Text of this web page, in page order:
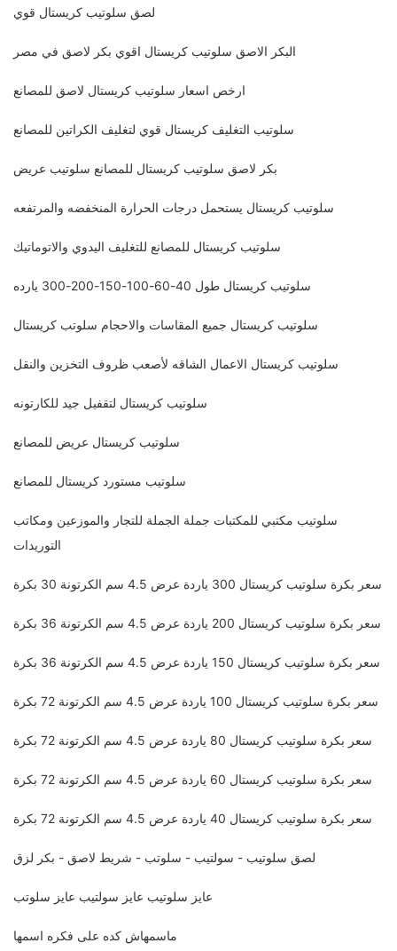
لصق سلوتيب كريستال قوي
البكر الاصق سلوتيب كريستال اقوي بكر لاصق في مصر
ارخص اسعار سلوتيب كريستال لاصق للمصانع
سلوتيب التغليف كريستال قوي لتغليف الكراتين للمصانع
بكر لاصق سلوتيب كريستال للمصانع سلوتيب عريض
سلوتيب كريستال يستحمل درجات الحرارة المنخفضه والمرتفعه
سلوتيب كريستال للمصانع للتغليف اليدوي والاتوماتيك
سلوتيب كريستال طول 40-60-100-150-200-300 يارده
سلوتيب كريستال جميع المقاسات والاحجام سلوتب كريستال
سلوتيب كريستال الاعمال الشاقه لأصعب ظروف التخزين والنقل
سلوتيب كريستال لتقفيل جيد للكارتونه
سلوتيب كريستال عريض للمصانع
سلوتيب مستورد كريستال للمصانع
سلوتيب مكتبي للمكتبات جملة الجملة للتجار والموزعين ومكاتب
التوريدات
سعر بكرة سلوتيب كريستال 300 ياردة عرض 4.5 سم الكرتونة 30 بكرة
سعر بكرة سلوتيب كريستال 200 ياردة عرض 4.5 سم الكرتونة 36 بكرة
سعر بكرة سلوتيب كريستال 150 ياردة عرض 4.5 سم الكرتونة 36 بكرة
سعر بكرة سلوتيب كريستال 100 ياردة عرض 4.5 سم الكرتونة 72 بكرة
سعر بكرة سلوتيب كريستال 80 ياردة عرض 4.5 سم الكرتونة 72 بكرة
سعر بكرة سلوتيب كريستال 60 ياردة عرض 4.5 سم الكرتونة 72 بكرة
سعر بكرة سلوتيب كريستال 40 ياردة عرض 4.5 سم الكرتونة 72 بكرة
لصق سلوتيب - سولتيب - سلوتب - شريط لاصق - بكر لزق
عايز سلوتيب عايز سولتيب عايز سلوتب
ماسمهاش كده على فكره اسمها